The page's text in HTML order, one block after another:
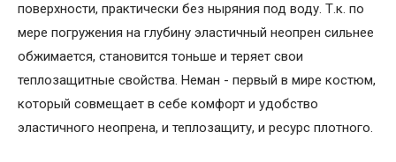
поверхности, практически без ныряния под воду. Т.к. по
мере погружения на глубину эластичный неопрен сильнее
обжимается, становится тоньше и теряет свои
теплозащитные свойства. Неман - первый в мире костюм,
который совмещает в себе комфорт и удобство
эластичного неопрена, и теплозащиту, и ресурс плотного.